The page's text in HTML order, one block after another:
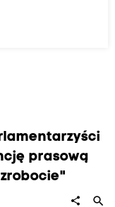
prasową
share search